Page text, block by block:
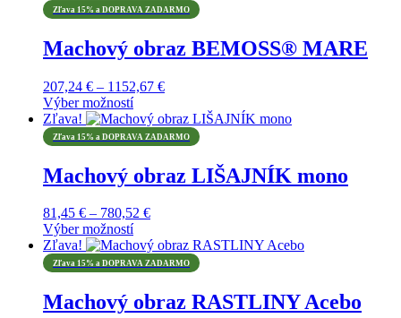
Zľava 15% a DOPRAVA ZADARMO
Machový obraz BEMOSS® MARE
207,24 € – 1152,67 €Price
207,24 €
through
1152,67 €
Výber možností
Tento
produkt
má
viacero
variantov.
si
môžete
vybrať
na
produktu.
Zľava!
Zľava 15% a DOPRAVA ZADARMO
Machový obraz LIŠAJNÍK mono
81,45 € – 780,52 €Price
81,45 €
through
780,52 €
Výber možností
Tento
produkt
má
viacero
variantov.
Zľava!
Zľava 15% a DOPRAVA ZADARMO
Machový obraz RASTLINY Acebo